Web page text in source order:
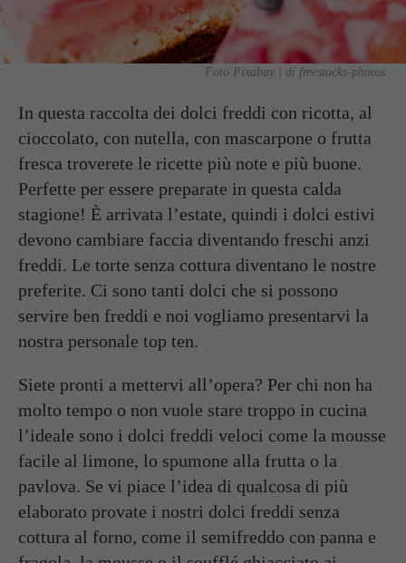
Foto Pixabay | di freestocks-photos
In questa raccolta dei dolci freddi con ricotta, al
cioccolato, con nutella, con mascarpone o frutta
fresca troverete le ricette più note e più buone.
Perfette per essere preparate in questa calda
stagione! È arrivata l’estate, quindi i dolci estivi
devono cambiare faccia diventando freschi anzi
freddi. Le torte senza cottura diventano le nostre
preferite. Ci sono tanti dolci che si possono
servire ben freddi e noi vogliamo presentarvi la
nostra personale top ten.
Siete pronti a mettervi all’opera? Per chi non ha
molto tempo o non vuole stare troppo in cucina
l’ideale sono i dolci freddi veloci come la mousse
facile al limone, lo spumone alla frutta o la
pavlova. Se vi piace l’idea di qualcosa di più
elaborato provate i nostri dolci freddi senza
cottura al forno, come il semifreddo con panna e